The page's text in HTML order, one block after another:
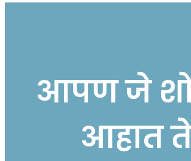
आपण जे
आहात